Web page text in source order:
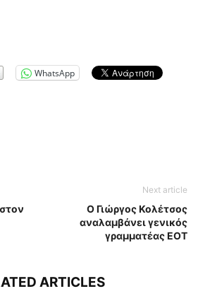
WhatsApp
Next article
O Γιώργος Κολέτσος
αναλαμβάνει γενικός
γραμματέας ΕΟΤ
ARTICLES